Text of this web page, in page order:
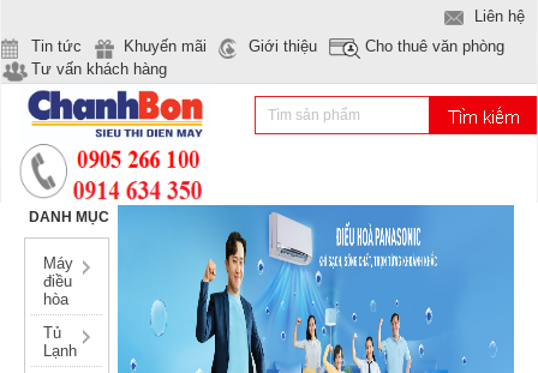
Liên hệ
Tin tức
Khuyến mãi Giới thiệu
Cho thuê văn phòng
Tư vấn khách hàng
DANH MỤC
Máy
điều
hòa
Tủ
Lạnh